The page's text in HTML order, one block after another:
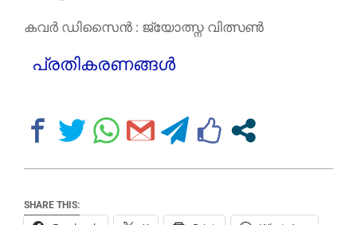
കവർ ഡിസൈൻ : ജ്യോത്സ്ന വിത്സൺ
പ്രതികരണങ്ങൾ
SHARE THIS: